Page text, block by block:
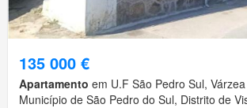
135 000 €
Apartamento em U.F São Pedro Sul,
Município de São Pedro do Sul, Distrito de